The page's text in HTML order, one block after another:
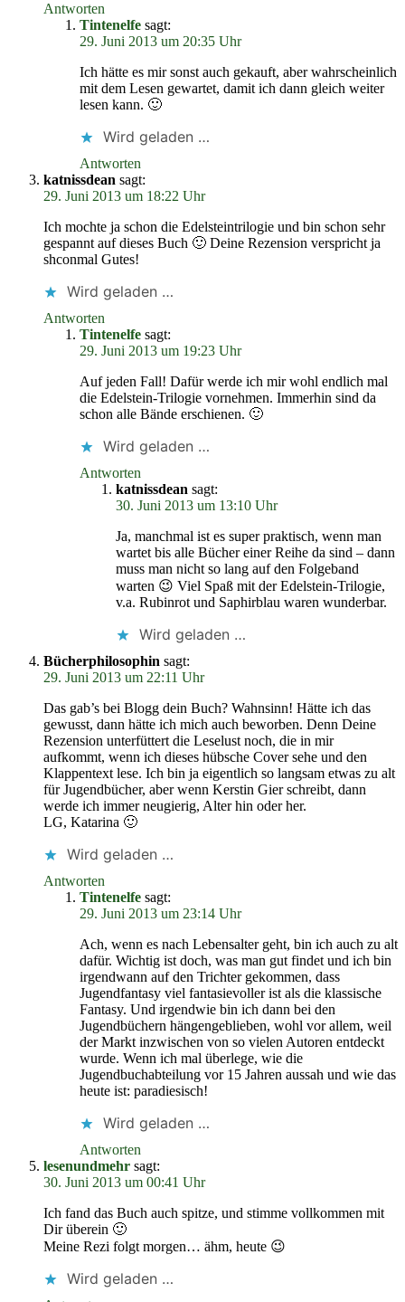
Antworten
Tintenelfe sagt:
29. Juni 2013 um 20:35 Uhr
Ich hätte es mir sonst auch gekauft, aber wahrscheinlich
mit dem Lesen gewartet, damit ich dann gleich weiter
lesen kann. 🙂
Wird geladen …
Antworten
katnissdean sagt:
29. Juni 2013 um 18:22 Uhr
Ich mochte ja schon die Edelsteintrilogie und bin schon sehr
gespannt auf dieses Buch 🙂 Deine Rezension verspricht ja
shconmal Gutes!
Wird geladen …
Antworten
Tintenelfe sagt:
29. Juni 2013 um 19:23 Uhr
Auf jeden Fall! Dafür werde ich mir wohl endlich mal
die Edelstein-Trilogie vornehmen. Immerhin sind da
schon alle Bände erschienen. 🙂
Wird geladen …
Antworten
katnissdean sagt:
30. Juni 2013 um 13:10 Uhr
Ja, manchmal ist es super praktisch, wenn man
wartet bis alle Bücher einer Reihe da sind – dann
muss man nicht so lang auf den Folgeband
warten 😉 Viel Spaß mit der Edelstein-Trilogie,
v.a. Rubinrot und Saphirblau waren wunderbar.
Wird geladen …
Bücherphilosophin sagt:
29. Juni 2013 um 22:11 Uhr
Das gab’s bei Blogg dein Buch? Wahnsinn! Hätte ich das
gewusst, dann hätte ich mich auch beworben. Denn Deine
Rezension unterfüttert die Leselust noch, die in mir
aufkommt, wenn ich dieses hübsche Cover sehe und den
Klappentext lese. Ich bin ja eigentlich so langsam etwas zu alt
für Jugendbücher, aber wenn Kerstin Gier schreibt, dann
werde ich immer neugierig, Alter hin oder her.
LG, Katarina 🙂
Wird geladen …
Antworten
Tintenelfe sagt:
29. Juni 2013 um 23:14 Uhr
Ach, wenn es nach Lebensalter geht, bin ich auch zu alt
dafür. Wichtig ist doch, was man gut findet und ich bin
irgendwann auf den Trichter gekommen, dass
Jugendfantasy viel fantasievoller ist als die klassische
Fantasy. Und irgendwie bin ich dann bei den
Jugendbüchern hängengeblieben, wohl vor allem, weil
der Markt inzwischen von so vielen Autoren entdeckt
wurde. Wenn ich mal überlege, wie die
Jugendbuchabteilung vor 15 Jahren aussah und wie das
heute ist: paradiesisch!
Wird geladen …
Antworten
lesenundmehr sagt:
30. Juni 2013 um 00:41 Uhr
Ich fand das Buch auch spitze, und stimme vollkommen mit
Dir überein 🙂
Meine Rezi folgt morgen… ähm, heute 😉
Wird geladen …